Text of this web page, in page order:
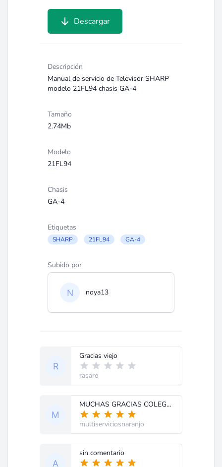
Descargar
Descripción
Manual de servicio de Televisor SHARP
modelo 21FL94 chasis GA-4
Tamaño
2.74Mb
Modelo
21FL94
Chasis
GA-4
Etiquetas
SHARP 21FL94 GA-4
Subido por
noya13
Gracias viejo
rasaro
MUCHAS GRACIAS COLEGAS
multiserviciosnaranjo
sin comentario